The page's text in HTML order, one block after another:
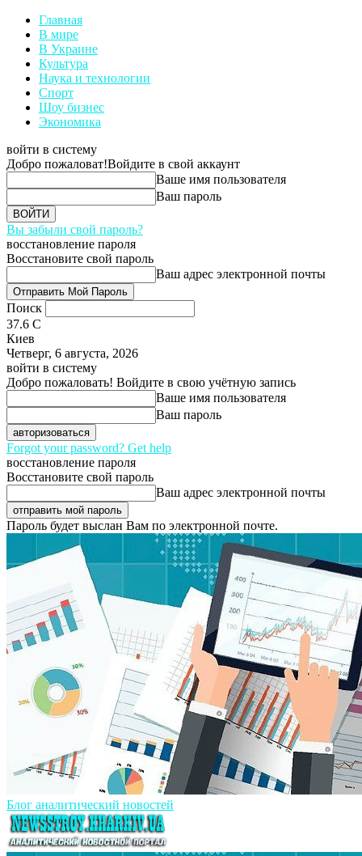
Главная
В мире
В Украине
Культура
Наука и технологии
Спорт
Шоу бизнес
Экономика
войти в систему
Добро пожаловат!Войдите в свой аккаунт
Ваше имя пользователя
Ваш пароль
Вы забыли свой пароль?
восстановление пароля
Восстановите свой пароль
Ваш адрес электронной почты
Поиск
37.6 C
Киев
Четверг, 6 августа, 2026
войти в систему
Добро пожаловать! Войдите в свою учётную запись
Ваше имя пользователя
Ваш пароль
Forgot your password? Get help
восстановление пароля
Восстановите свой пароль
Ваш адрес электронной почты
Пароль будет выслан Вам по электронной почте.
Блог аналитический новостей